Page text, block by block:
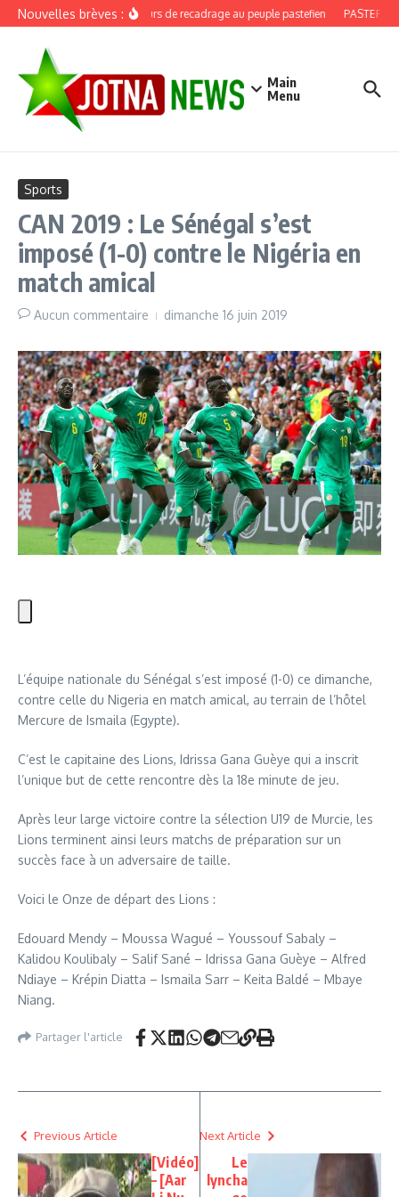
Aller au contenu
Nouvelles brèves :Discours de recadrage au peuple pastefien PASTEF,
Main
Menu
Sports
CAN 2019 : Le Sénégal s’est
imposé (1-0) contre le Nigéria en
match amical
Aucun commentaire dimanche 16 juin 2019
L’équipe nationale du Sénégal s’est imposé (1-0) ce dimanche,
contre celle du Nigeria en match amical, au terrain de l’hôtel
Mercure de Ismaila (Egypte).
C’est le capitaine des Lions, Idrissa Gana Guèye qui a inscrit
l’unique but de cette rencontre dès la 18e minute de jeu.
Après leur large victoire contre la sélection U19 de Murcie, les
Lions terminent ainsi leurs matchs de préparation sur un
succès face à un adversaire de taille.
Voici le Onze de départ des Lions :
Edouard Mendy – Moussa Wagué – Youssouf Sabaly –
Kalidou Koulibaly – Salif Sané – Idrissa Gana Guèye – Alfred
Ndiaye – Krépin Diatta – Ismaila Sarr – Keita Baldé – Mbaye
Niang.
Partager l'article
Previous Article
[Vidéo]
– [Aar
Next Article
Le
lyncha